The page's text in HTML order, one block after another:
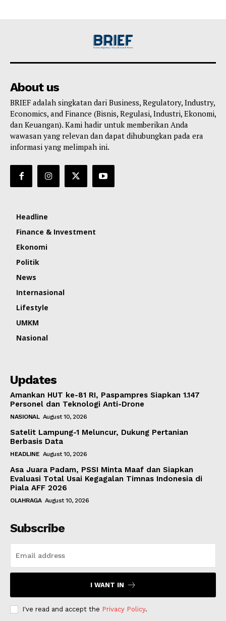
About us
BRIEF adalah singkatan dari Business, Regulatory, Industry,
Economics, and Finance (Bisnis, Regulasi, Industri, Ekonomi,
dan Keuangan). Kami hadir untuk memberikan Anda
wawasan yang relevan dan dapat dihubungkan pada era
informasi yang melimpah ini.
Headline
Finance & Investment
Ekonomi
Politik
News
Internasional
Lifestyle
UMKM
Nasional
Updates
Amankan HUT ke-81 RI, Paspampres Siapkan 1.147
Personel dan Teknologi Anti-Drone
NASIONAL August 10, 2026
Satelit Lampung-1 Meluncur, Dukung Pertanian
Berbasis Data
HEADLINE August 10, 2026
Asa Juara Padam, PSSI Minta Maaf dan Siapkan
Evaluasi Total Usai Kegagalan Timnas Indonesia di
Piala AFF 2026
OLAHRAGA August 10, 2026
Subscribe
I WANT IN
I've read and accept the Privacy Policy.